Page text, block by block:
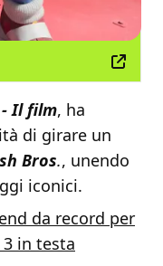
- Il film, ha
di girare un
Bros., unendo
iconici.
da record per
in testa